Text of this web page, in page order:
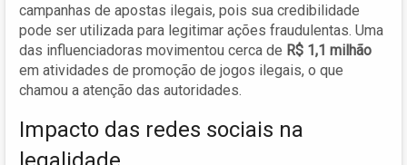
campanhas de apostas ilegais, pois sua credibilidade
pode ser utilizada para legitimar ações fraudulentas. Uma
das influenciadoras movimentou cerca de R$ 1,1 milhão
em atividades de promoção de jogos ilegais, o que
chamou a atenção das autoridades.
Impacto das redes sociais na